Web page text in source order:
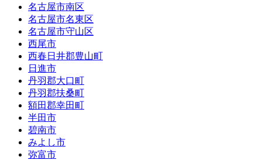
名古屋市南区
名古屋市名東区
名古屋市守山区
西尾市
西春日井郡豊山町
日進市
丹羽郡大口町
丹羽郡扶桑町
額田郡幸田町
半田市
碧南市
みよし市
弥富市